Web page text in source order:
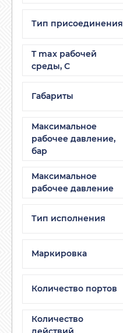
Тип присоединения
T max рабочей
среды, С
Габариты
Максимальное
рабочее давление,
бар
Максимальное
рабочее давление
Тип исполнения
Маркировка
Количество портов
Количество